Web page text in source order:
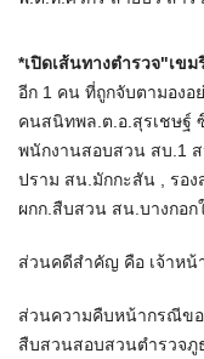
*เปิดเส้นทางตำรวจ"เข
อีก 1 คน ที่ถูกจับตามองอ
คนสนิทพล.ต.อ.สุรเชษฐ์
พนักงานสอบสวน สบ.1 ส
ปราม สน.มักกะสัน , รอ
ผกก.สืบสวน สน.บางกอ
ส่วนคดีสำคัญ คือ เจ้าห
ส่วนความคืบหน้ากรณีข
สืบสวนสอบสวนตำรวจภู